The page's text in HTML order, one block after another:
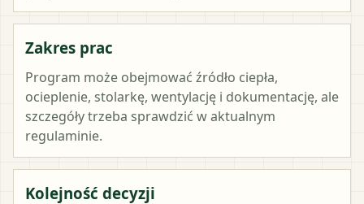
Zakres prac
Program może obejmować źródło ciepła,
ocieplenie, stolarkę, wentylację i dokumentację, ale
szczegóły trzeba sprawdzić w aktualnym
regulaminie.
Kolejność decyzji